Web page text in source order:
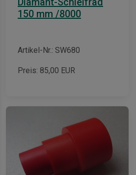
150 mm /8000
Artikel-Nr.: SW680
Preis: 85,00 EUR